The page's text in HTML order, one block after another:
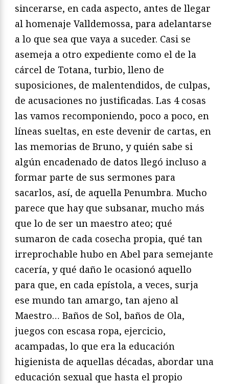
sincerarse, en cada aspecto, antes de llegar
al homenaje Valldemossa, para adelantarse
a lo que sea que vaya a suceder. Casi se
asemeja a otro expediente como el de la
cárcel de Totana, turbio, lleno de
suposiciones, de malentendidos, de culpas,
de acusaciones no justificadas. Las 4 cosas
las vamos recomponiendo, poco a poco, en
líneas sueltas, en este devenir de cartas, en
las memorias de Bruno, y quién sabe si
algún encadenado de datos llegó incluso a
formar parte de sus sermones para
sacarlos, así, de aquella Penumbra. Mucho
parece que hay que subsanar, mucho más
que lo de ser un maestro ateo; qué
sumaron de cada cosecha propia, qué tan
irreprochable hubo en Abel para semejante
cacería, y qué daño le ocasionó aquello
para que, en cada epístola, a veces, surja
ese mundo tan amargo, tan ajeno al
Maestro… Baños de Sol, baños de Ola,
juegos con escasa ropa, ejercicio,
acampadas, lo que era la educación
higienista de aquellas décadas, abordar una
educación sexual que hasta el propio